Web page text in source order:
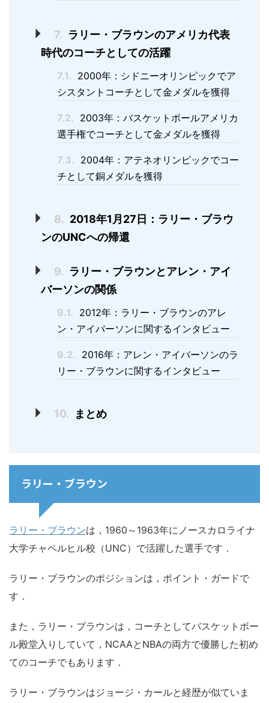
7. ラリー・ブラウンのアメリカ代表
時代のコーチとしての活躍
7.1. 2000年：シドニーオリンピックでア
シスタントコーチとして金メダルを獲得
7.2. 2003年：バスケットボールアメリカ
選手権でコーチとして金メダルを獲得
7.3. 2004年：アテネオリンピックでコー
チとして銅メダルを獲得
8. 2018年1月27日：ラリー・ブラウ
ンのUNCへの帰還
9. ラリー・ブラウンとアレン・アイ
バーソンの関係
9.1. 2012年：ラリー・ブラウンのアレ
ン・アイバーソンに関するインタビュー
9.2. 2016年：アレン・アイバーソンのラ
リー・ブラウンに関するインタビュー
10. まとめ
ラリー・ブラウン
ラリー・ブラウンは，1960～1963年にノースカロライナ
大学チャペルヒル校（UNC）で活躍した選手です．
ラリー・ブラウンのポジションは，ポイント・ガードで
す．
また，ラリー・ブラウンは，コーチとしてバスケットボー
ル殿堂入りしていて，NCAAとNBAの両方で優勝した初め
てのコーチでもあります．
ラリー・ブラウンはジョージ・カールと経歴が似ていま